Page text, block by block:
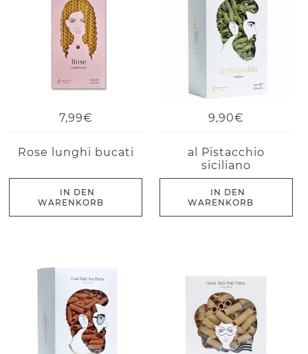
7,99€
Rose lunghi bucati
IN DEN
WARENKORB
9,90€
al Pistacchio
siciliano
IN DEN
WARENKORB